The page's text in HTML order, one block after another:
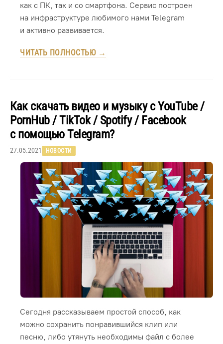
как с ПК, так и со смартфона. Сервис построен
на инфраструктуре любимого нами Telegram
и активно развивается.
ЧИТАТЬ ПОЛНОСТЬЮ →
Как скачать видео и музыку с YouTube /
PornHub / TikTok / Spotify / Facebook
с помощью Telegram?
27.05.2021 НОВОСТИ
Сегодня рассказываем простой способ, как
можно сохранить понравившийся клип или
песню, либо утянуть необходимы файл с более